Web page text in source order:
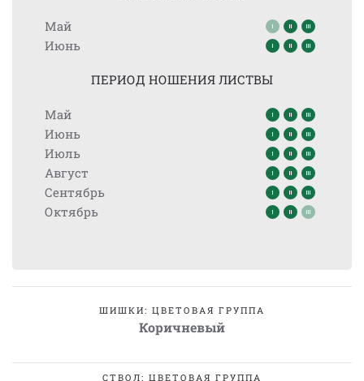
Май
Июнь
ПЕРИОД НОШЕНИЯ ЛИСТВЫ
Май
Июнь
Июль
Август
Сентябрь
Октябрь
ШИШКИ: ЦВЕТОВАЯ ГРУППА
Коричневый
СТВОЛ: ЦВЕТОВАЯ ГРУППА